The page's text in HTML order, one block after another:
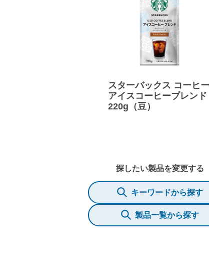
スターバックス コーヒー
アイスコーヒーブレンド
220g（豆）
探したい製品を変更する
キーワードから探す
製品一覧から探す